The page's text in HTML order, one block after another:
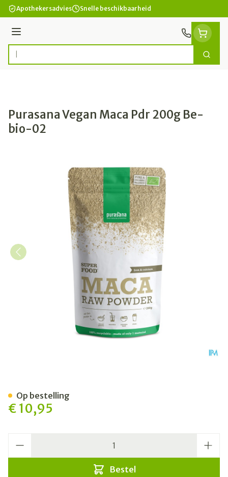
Ga naar de inhoud
Apothekersadvies Snelle beschikbaarheid
Menu
Product, merk, categorie... Zoek
Purasana Vegan Maca Pdr 200g Be-
bio-02
€ 10,95
Bestel
Op bestelling